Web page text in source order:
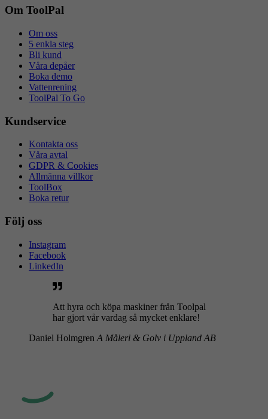
Om ToolPal
Om oss
5 enkla steg
Bli kund
Våra depåer
Boka demo
Vattenrening
ToolPal To Go
Kundservice
Kontakta oss
Våra avtal
GDPR & Cookies
Allmänna villkor
ToolBox
Boka retur
Följ oss
Instagram
Facebook
LinkedIn
Att hyra och köpa maskiner från Toolpal
har gjort vår vardag så mycket enklare!
Daniel Holmgren A Måleri & Golv i Uppland AB